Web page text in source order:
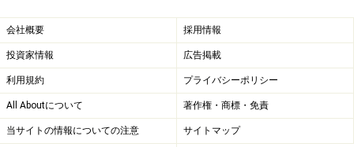
会社概要 採用情報
投資家情報 広告掲載
利用規約 プライバシーポリシー
All Aboutについて 著作権・商標・免責
当サイトの情報についての注意 サイトマップ